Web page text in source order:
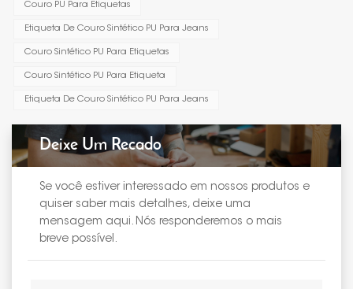
Couro PU Para Etiquetas
Etiqueta De Couro Sintético PU Para Jeans
Couro Sintético PU Para Etiquetas
Couro Sintético PU Para Etiqueta
Etiqueta De Couro Sintético PU Para Jeans
Deixe Um Recado
Se você estiver interessado em nossos produtos e
quiser saber mais detalhes, deixe uma
mensagem aqui. Nós responderemos o mais
breve possível.